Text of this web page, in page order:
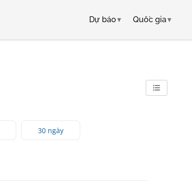
Dự báo▾ Quốc gia▾
30 ngày